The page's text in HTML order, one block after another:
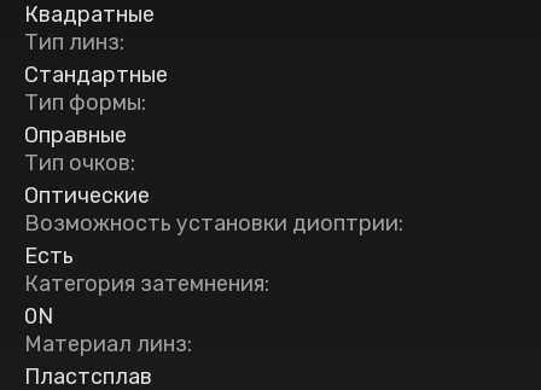
Квадратные
Тип линз:
Стандартные
Тип формы:
Оправные
Тип очков:
Оптические
Возможность установки диоптрии:
Есть
Категория затемнения:
0N
Материал линз:
Пластсплав